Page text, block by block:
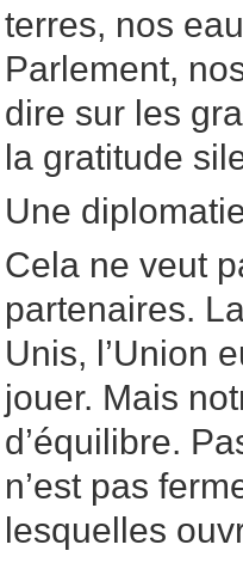
terres, nos
Parlement,
dire sur les
la gratitude
Une
Cela ne veut
partenaires.
Unis, l’Union
jouer. Mais
d’équilibre.
n’est pas
lesquelles